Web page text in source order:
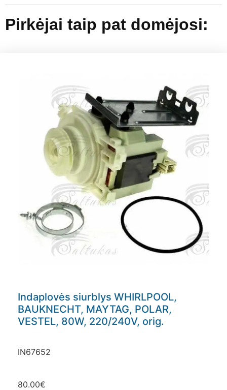
Pirkėjai taip pat domėjosi:
Indaplovės siurblys WHIRLPOOL,
BAUKNECHT, MAYTAG, POLAR,
VESTEL, 80W, 220/240V, orig.
IN67652
80.00€